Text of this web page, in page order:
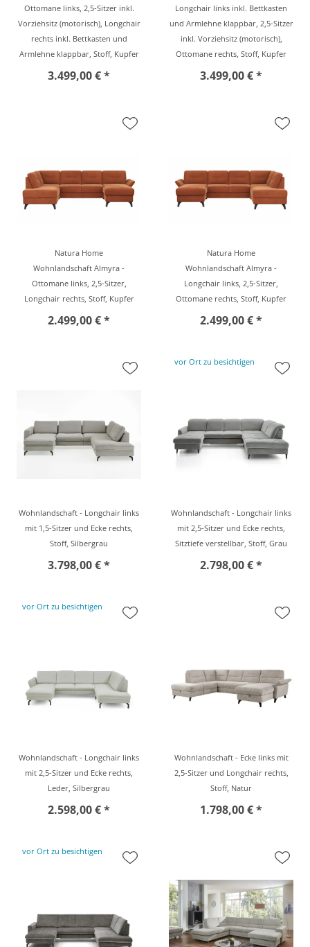
Ottomane links, 2,5-Sitzer inkl.
Vorziehsitz (motorisch), Longchair
rechts inkl. Bettkasten und
Armlehne klappbar, Stoff, Kupfer
3.499,00 € *
Longchair links inkl. Bettkasten
und Armlehne klappbar, 2,5-Sitzer
inkl. Vorziehsitz (motorisch),
Ottomane rechts, Stoff, Kupfer
3.499,00 € *
Natura Home
Wohnlandschaft Almyra -
Ottomane links, 2,5-Sitzer,
Longchair rechts, Stoff, Kupfer
2.499,00 € *
Natura Home
Wohnlandschaft Almyra -
Longchair links, 2,5-Sitzer,
Ottomane rechts, Stoff, Kupfer
2.499,00 € *
Wohnlandschaft - Longchair links
mit 1,5-Sitzer und Ecke rechts,
Stoff, Silbergrau
3.798,00 € *
vor Ort zu besichtigen
Wohnlandschaft - Longchair links
mit 2,5-Sitzer und Ecke rechts,
Sitztiefe verstellbar, Stoff, Grau
2.798,00 € *
vor Ort zu besichtigen
Wohnlandschaft - Longchair links
mit 2,5-Sitzer und Ecke rechts,
Leder, Silbergrau
2.598,00 € *
Wohnlandschaft - Ecke links mit
2,5-Sitzer und Longchair rechts,
Stoff, Natur
1.798,00 € *
vor Ort zu besichtigen